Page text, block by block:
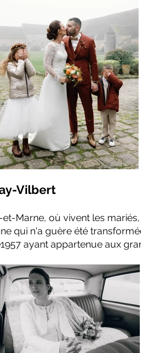
Vilbert
Marne, où vivent les
qui n'a guère été
ayant appartenue aux